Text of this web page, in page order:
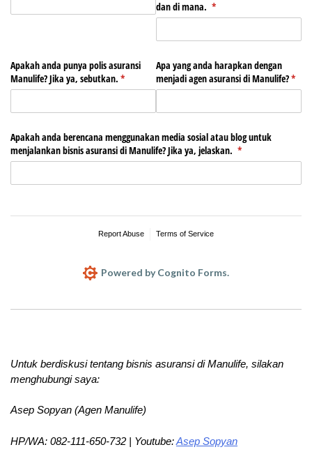
Untuk berdiskusi tentang bisnis asuransi di Manulife, silakan
menghubungi saya:
Asep Sopyan (Agen Manulife)
HP/WA: 082-111-650-732 | Youtube:Asep Sopyan